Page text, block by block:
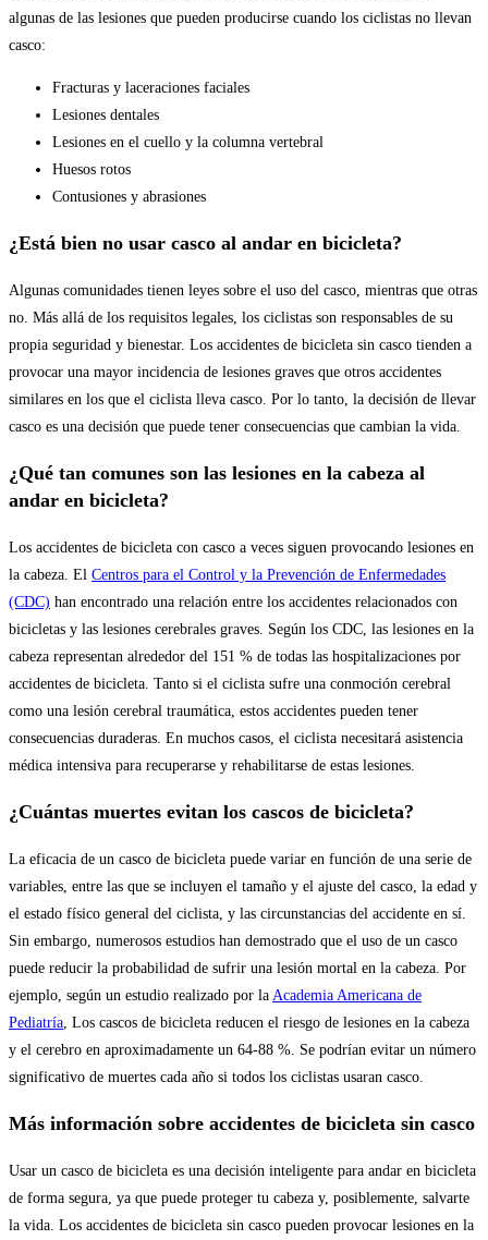
algunas de las lesiones que pueden producirse cuando los ciclistas no llevan
casco:
Fracturas y laceraciones faciales
Lesiones dentales
Lesiones en el cuello y la columna vertebral
Huesos rotos
Contusiones y abrasiones
¿Está bien no usar casco al andar en bicicleta?
Algunas comunidades tienen leyes sobre el uso del casco, mientras que otras
no. Más allá de los requisitos legales, los ciclistas son responsables de su
propia seguridad y bienestar. Los accidentes de bicicleta sin casco tienden a
provocar una mayor incidencia de lesiones graves que otros accidentes
similares en los que el ciclista lleva casco. Por lo tanto, la decisión de llevar
casco es una decisión que puede tener consecuencias que cambian la vida.
¿Qué tan comunes son las lesiones en la cabeza al
andar en bicicleta?
Los accidentes de bicicleta con casco a veces siguen provocando lesiones en
la cabeza. El Centros para el Control y la Prevención de Enfermedades
(CDC) han encontrado una relación entre los accidentes relacionados con
bicicletas y las lesiones cerebrales graves. Según los CDC, las lesiones en la
cabeza representan alrededor del 151 % de todas las hospitalizaciones por
accidentes de bicicleta. Tanto si el ciclista sufre una conmoción cerebral
como una lesión cerebral traumática, estos accidentes pueden tener
consecuencias duraderas. En muchos casos, el ciclista necesitará asistencia
médica intensiva para recuperarse y rehabilitarse de estas lesiones.
¿Cuántas muertes evitan los cascos de bicicleta?
La eficacia de un casco de bicicleta puede variar en función de una serie de
variables, entre las que se incluyen el tamaño y el ajuste del casco, la edad y
el estado físico general del ciclista, y las circunstancias del accidente en sí.
Sin embargo, numerosos estudios han demostrado que el uso de un casco
puede reducir la probabilidad de sufrir una lesión mortal en la cabeza. Por
ejemplo, según un estudio realizado por la Academia Americana de
Pediatría , Los cascos de bicicleta reducen el riesgo de lesiones en la cabeza
y el cerebro en aproximadamente un 64-88 %. Se podrían evitar un número
significativo de muertes cada año si todos los ciclistas usaran casco.
Más información sobre accidentes de bicicleta sin casco
Usar un casco de bicicleta es una decisión inteligente para andar en bicicleta
de forma segura, ya que puede proteger tu cabeza y, posiblemente, salvarte
la vida. Los accidentes de bicicleta sin casco pueden provocar lesiones en la